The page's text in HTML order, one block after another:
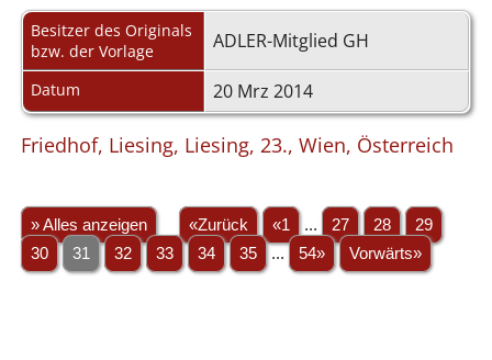
Besitzer des Originals
bzw. der Vorlage
ADLER-Mitglied GH
Datum 20 Mrz 2014
Friedhof, Liesing, Liesing, 23., Wien, Österreich
» Alles anzeigen «Zurück «1 ... 27 28
29
30
31 32 33 34 35 ... 54» Vorwärts»